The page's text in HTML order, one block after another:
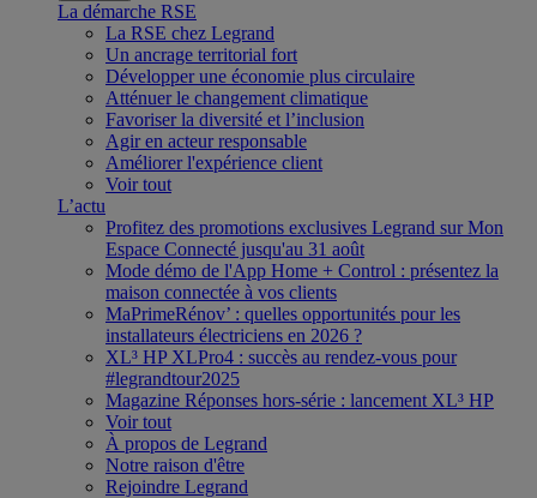
La démarche RSE
La RSE chez Legrand
Un ancrage territorial fort
Développer une économie plus circulaire
Atténuer le changement climatique
Favoriser la diversité et l’inclusion
Agir en acteur responsable
Améliorer l'expérience client
Voir tout
L’actu
Profitez des promotions exclusives Legrand sur Mon
Espace Connecté jusqu'au 31 août
Mode démo de l'App Home + Control : présentez la
maison connectée à vos clients
MaPrimeRénov’ : quelles opportunités pour les
installateurs électriciens en 2026 ?
XL³ HP XLPro4 : succès au rendez-vous pour
#legrandtour2025
Magazine Réponses hors-série : lancement XL³ HP
Voir tout
À propos de Legrand
Notre raison d'être
Rejoindre Legrand